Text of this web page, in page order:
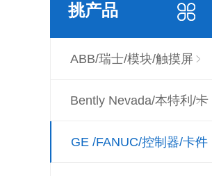
挑产品
ABB/瑞士/模块/触摸屏
Bently Nevada/本特利/卡
件
GE /FANUC/控制器/卡件